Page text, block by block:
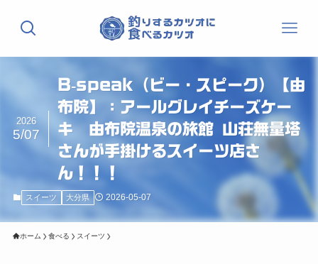
B-speak（ビー・スピーク）【由
布院】：アールグレイチーズケー
キ 由布院温泉の旅館 山荘無量塔
さんが手掛けるスイーツ店さ
ん！！！
2026
5/07
スイーツ 大分県 2026-05-07
ホーム 食べる スイーツ